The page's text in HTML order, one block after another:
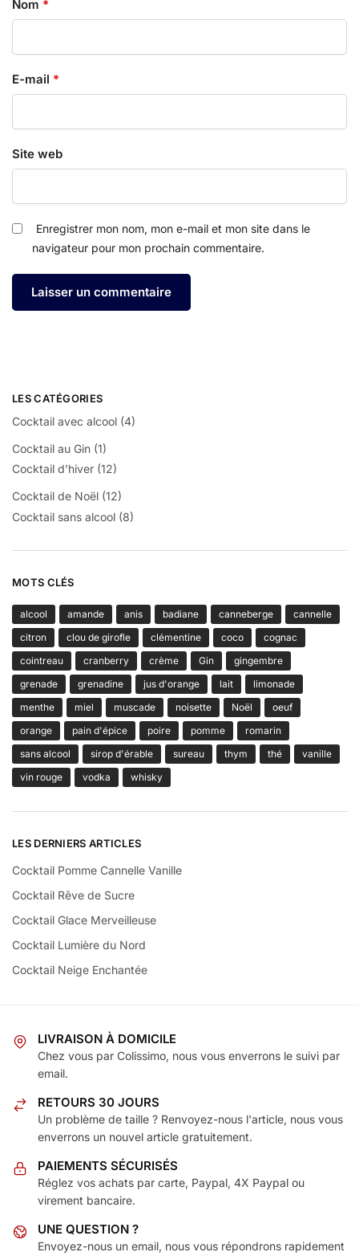
Nom *
E-mail *
Site web
Enregistrer mon nom, mon e-mail et mon site dans le
navigateur pour mon prochain commentaire.
LES CATÉGORIES
Cocktail avec alcool (4)
Cocktail au Gin (1)
Cocktail d'hiver (12)
Cocktail de Noël (12)
Cocktail sans alcool (8)
MOTS CLÉS
alcool amande anis badiane canneberge
cannelle
citron
clou de girofle clémentine coco
cognac
cointreau
cranberry crème Gin
gingembre
grenade
grenadine jus d'orange lait
limonade
menthe
miel muscade noisette Noël
oeuf
orange
pain d'épice poire pomme
romarin
sans alcool
sirop d'érable sureau thym thé
vanille
vin rouge
vodka whisky
LES DERNIERS ARTICLES
Cocktail Pomme Cannelle Vanille
Cocktail Rêve de Sucre
Cocktail Glace Merveilleuse
Cocktail Lumière du Nord
Cocktail Neige Enchantée
LIVRAISON À DOMICILE
Chez vous par Colissimo, nous vous enverrons le suivi par
email.
RETOURS 30 JOURS
Un problème de taille ? Renvoyez-nous l'article, nous vous
enverrons un nouvel article gratuitement.
PAIEMENTS SÉCURISÉS
Réglez vos achats par carte, Paypal, 4X Paypal ou
virement bancaire.
UNE QUESTION ?
Envoyez-nous un email, nous vous répondrons rapidement